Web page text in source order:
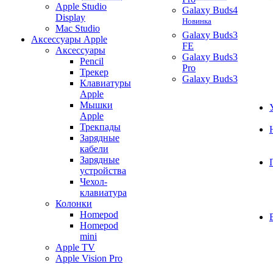
Apple Studio
Display
Mac Studio
Аксессуары Apple
Аксессуары
Pencil
Трекер
Клавиатуры
Apple
Мышки
Apple
Трекпады
Зарядные
кабели
Зарядные
устройства
Чехол-
клавиатура
Колонки
Homepod
Homepod
mini
Apple TV
Apple Vision Pro
Galaxy Buds4
Новинка
Galaxy Buds3
FE
Galaxy Buds3
Pro
Galaxy Buds3